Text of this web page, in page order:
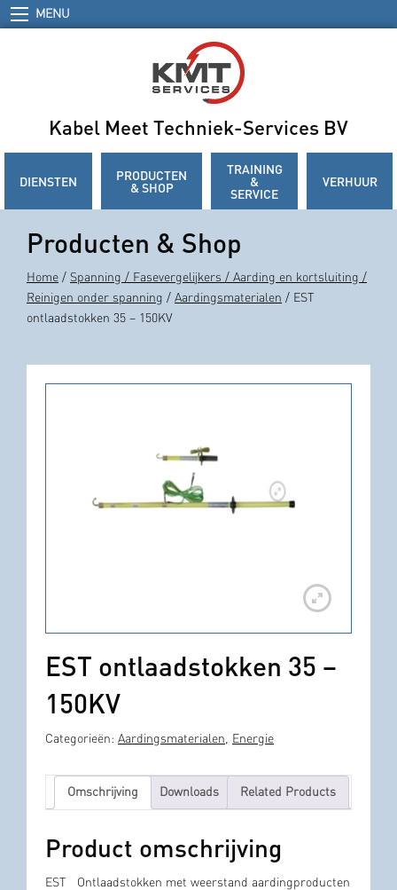
MENU
Kabel Meet Techniek-Services BV
DIENSTEN PRODUCTEN
& SHOP
TRAINING
&
SERVICE
VERHUUR
Producten & Shop
Home / Spanning / Fasevergelijkers / Aarding en kortsluiting /
Reinigen onder spanning / Aardingsmaterialen / EST
ontlaadstokken 35 – 150KV
EST ontlaadstokken 35 –
150KV
Categorieën: Aardingsmaterialen, Energie
Omschrijving Downloads Related Products
Product omschrijving
EST Ontlaadstokken met weerstand aardingproducten